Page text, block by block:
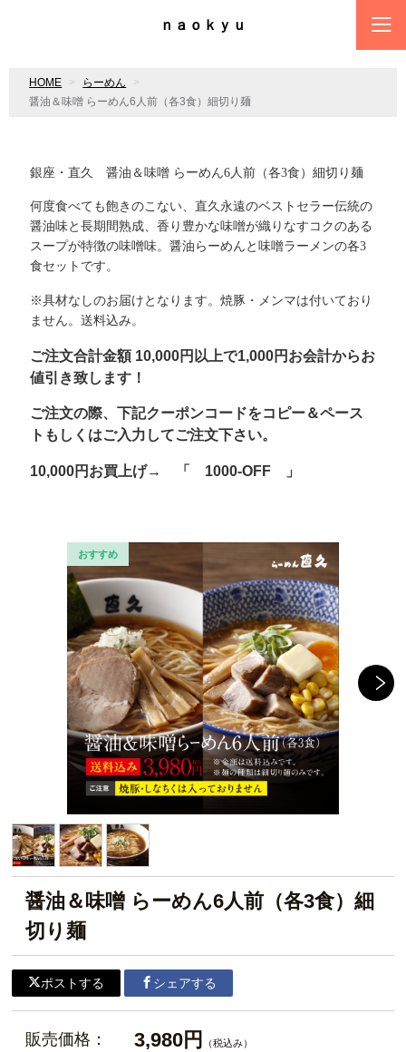
ｎａｏｋｙｕ
HOME
らーめん
醤油＆味噌 らーめん6人前（各3食）細切り麺
銀座・直久 醤油＆味噌 らーめん6人前（各3食）細切り麺
何度食べても飽きのこない、直久永遠のベストセラー伝統の
醤油味と長期間熟成、香り豊かな味噌が織りなすコクのある
スープが特徴の味噌味。醤油らーめんと味噌ラーメンの各3
食セットです。
※具材なしのお届けとなります。焼豚・メンマは付いており
ません。送料込み。
ご注文合計金額 10,000円以上で1,000円 お会計からお
値引き致します！
ご注文の際、下記クーポンコードをコピー＆ペース
トもしくはご入力してご注文下さい。
10,000円お買上げ→ 「 1000-OFF 」
醤油＆味噌 らーめん6人前（各3食）細
切り麺
ポストする シェアする
販売価格： 3,980円 （税込み）